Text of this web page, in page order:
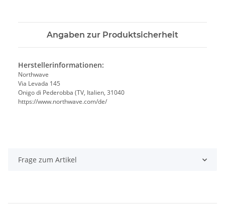
Angaben zur Produktsicherheit
Herstellerinformationen:
Northwave
Via Levada 145
Onigo di Pederobba (TV, Italien, 31040
https://www.northwave.com/de/
Frage zum Artikel